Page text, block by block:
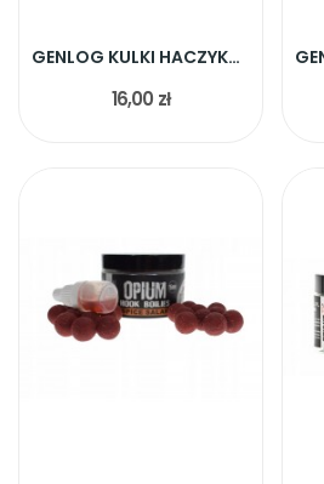
GENLOG KULKI HACZYKOWE KOLUMBIJSKA WANILIA 15MM
16,00 zł